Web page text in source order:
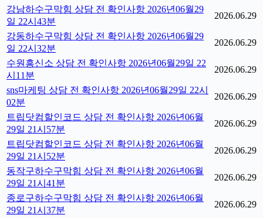
강남하수구막힘 상담 전 확인사항 2026년06월29
일 22시43분
2026.06.29
강동하수구막힘 상담 전 확인사항 2026년06월29
일 22시32분
2026.06.29
수원흥신소 상담 전 확인사항 2026년06월29일 22
시11분
2026.06.29
sns마케팅 상담 전 확인사항 2026년06월29일 22시
02분
2026.06.29
트립닷컴할인코드 상담 전 확인사항 2026년06월
29일 21시57분
2026.06.29
트립닷컴할인코드 상담 전 확인사항 2026년06월
29일 21시52분
2026.06.29
동작구하수구막힘 상담 전 확인사항 2026년06월
29일 21시41분
2026.06.29
종로구하수구막힘 상담 전 확인사항 2026년06월
29일 21시37분
2026.06.29